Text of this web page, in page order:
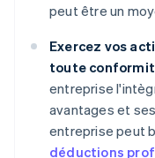
peut être un
Exercez vos
toute
entreprise
avantages et
entreprise peut
déductions